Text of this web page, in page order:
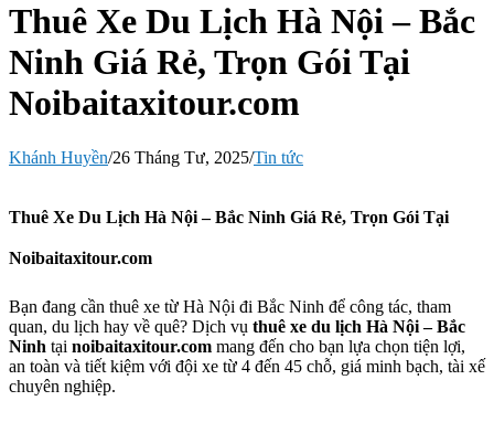
Thuê Xe Du Lịch Hà Nội – Bắc
Ninh Giá Rẻ, Trọn Gói Tại
Noibaitaxitour.com
Khánh Huyền/26 Tháng Tư, 2025/Tin tức
Thuê Xe Du Lịch Hà Nội – Bắc Ninh Giá Rẻ, Trọn Gói Tại
Noibaitaxitour.com
Bạn đang cần thuê xe từ Hà Nội đi Bắc Ninh để công tác, tham
quan, du lịch hay về quê? Dịch vụ thuê xe du lịch Hà Nội – Bắc
Ninh tại noibaitaxitour.com mang đến cho bạn lựa chọn tiện lợi,
an toàn và tiết kiệm với đội xe từ 4 đến 45 chỗ, giá minh bạch, tài xế
chuyên nghiệp.